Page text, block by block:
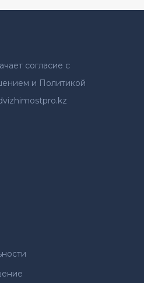
согласие с
и Политикой